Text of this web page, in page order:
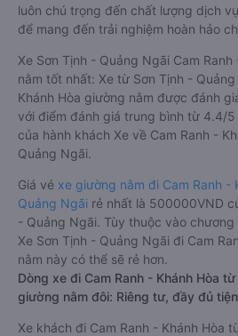
luôn chú trọng đến chất lượng dịch
để mang đến trải nghiệm hoàn hảo
Xe Sơn Tịnh - Quảng Ngãi Cam
nằm tốt nhất: Xe từ Sơn Tịnh -
Khánh Hòa giường nằm được đánh
với điểm đánh giá trung bình từ 4.4/
của hành khách Xe về Cam Ranh -
Quảng Ngãi.
Giá vé xe giường nằm đi Cam Ranh -
Quảng Ngãi rẻ nhất là 500000VND
- Quảng Ngãi. Tùy thuộc vào
Xe Sơn Tịnh - Quảng Ngãi đi Cam
nằm này có thể sẽ rẻ hơn.
Dòng xe đi Cam Ranh - Khánh Hòa
giường nằm đôi: Riêng tư, đầy đủ
Xe khách đi Cam Ranh - Khánh Hòa